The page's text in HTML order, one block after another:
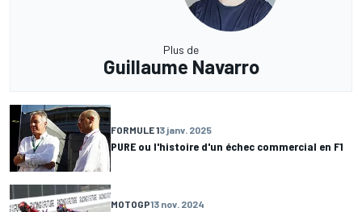
Plus de
Guillaume Navarro
FORMULE 13 janv. 2025
PURE ou l'histoire d'un échec commercial en F1
MOTOGP13 nov. 2024